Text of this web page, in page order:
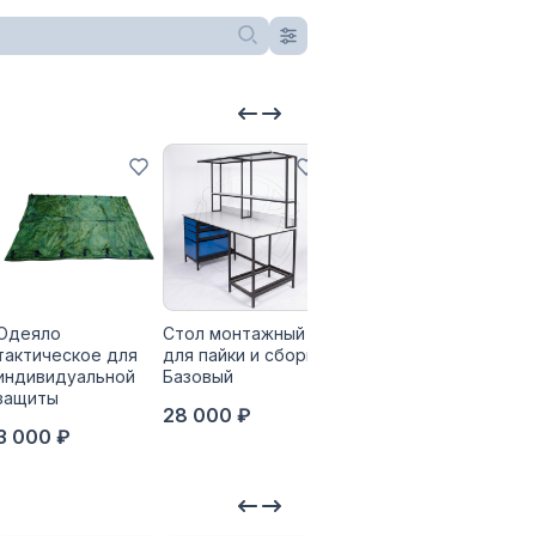
для
000 ₽
Стол монтажный
для пайки и сборки
Базовый
28 000 ₽